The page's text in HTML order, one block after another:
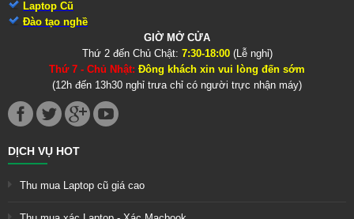
Laptop Cũ
Đào tạo nghề
GIỜ MỞ CỬA
Thứ 2 đến Chủ Chật: 7:30-18:00(Lễ nghỉ)
Thứ 7 - Chủ Nhật: Đông khách xin vui lòng đến sớm
(12h đến 13h30 nghỉ trưa chỉ có người trực nhận máy)
DỊCH VỤ HOT
Thu mua Laptop cũ giá cao